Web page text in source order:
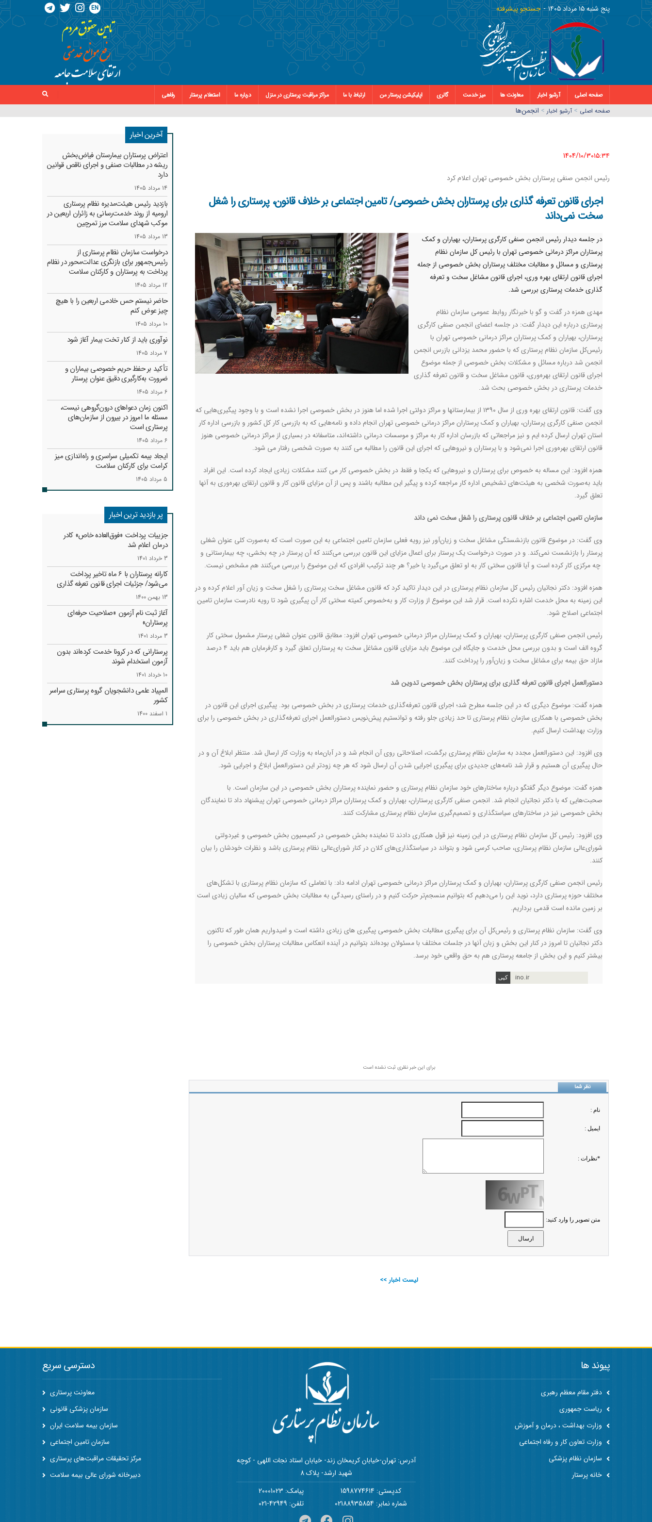
پنج شنبه ١٥ مرداد ١٤٠٥ جستجو پیشرفته EN
صفحه اصلی آرشیو اخبار معاونت ها میز خدمت گالری اپلیکیشن پرستار من ارتباط با ما مراکز مراقبت پرستاری در منزل درباره ما استعلام پرستار
رفاهی
صفحه اصلي > آرشیو اخبار > انجمن‌ها
1404/10/30١٥:٣٤
رئیس انجمن صنفی پرستاران بخش خصوصی تهران اعلام کرد
اجرای قانون تعرفه گذاری برای پرستاران بخش خصوصی/ تامین اجتماعی بر خلاف قانون، پرستاری را شغل
سخت نمی‌داند
در جلسه دیدار رئیس انجمن صنفی کارگری پرستاران، بهیاران و کمک
پرستاران مراکز درمانی خصوصی تهران با رئیس کل سازمان نظام
پرستاری و مسائل و مطالبات مختلف پرستاران بخش خصوصی از جمله
اجرای قانون ارتقای بهره وری، اجرای قانون مشاغل سخت و تعرفه
گذاری خدمات پرستاری بررسی شد.
مهدی همزه در گفت و گو با خبرنگار روابط عمومی سازمان نظام
پرستاری درباره این دیدار گفت: در جلسه اعضای انجمن صنفی کارگری
پرستاران، بهیاران و کمک پرستاران مراکز درمانی خصوصی تهران با
رئیس‌کل سازمان نظام پرستاری که با حضور محمد یزدانی بازرس انجمن
انجمن شد درباره مسائل و مشکلات بخش خصوصی از جمله موضوع
اجرای قانون ارتقای بهره‌وری، قانون مشاغل سخت و قانون تعرفه گذاری
خدمات پرستاری در بخش خصوصی بحث شد.
وی گفت: قانون ارتقای بهره وری از سال ۱۳۹۰ از بیمارستانها و مراکز دولتی اجرا شده اما هنوز در بخش خصوصی اجرا نشده است و با وجود پیگیری‌هایی که
انجمن صنفی کارگری پرستاران، بهیاران و کمک پرستاران مراکز درمانی خصوصی تهران انجام داده و نامه‌هایی که به بازرسی کار کل کشور و بازرسی اداره کار
استان تهران ارسال کرده ایم و نیز مراجعاتی که بازرسان اداره کار به مراکز و موسسات درمانی داشته‌اند، متاسفانه در بسیاری از مراکز درمانی خصوصی هنوز
قانون ارتقای بهره‌وری اجرا نمی‌شود و با پرستاران و نیروهایی که اجرای این قانون را مطالبه می کنند به صورت شخصی رفتار می شود.
همزه افزود: این مساله به خصوص برای پرستاران و نیروهایی که یکجا و فقط در بخش خصوصی کار می کنند مشکلات زیادی ایجاد کرده است. این افراد
باید به‌صورت شخصی به هیئت‌های تشخیص اداره کار مراجعه کرده و پیگیر این مطالبه باشند و پس از آن مزایای قانون کار و قانون ارتقای بهره‌وری به آنها
تعلق ‌گیرد.
سازمان تامین اجتماعی بر خلاف قانون پرستاری را شغل سخت نمی داند
وی گفت: در موضوع قانون بازنشستگی مشاغل سخت و زیان‌آور نیز رویه فعلی سازمان تامین اجتماعی به این صورت است که به‌صورت کلی عنوان شغلی
پرستار را بازنشست نمی‌کند. و در صورت درخواست یک پرستار برای اعمال مزایای این قانون بررسی می‌کنند که آن پرستار در چه بخشی، چه بیمارستانی و
چه مرکزی کار کرده است و آیا قانون سختی کار به او تعلق می‌گیرد یا خیر؟ هر چند ترکیب افرادی که این موضوع را بررسی می‌کنند هم مشخص نیست.
همزه افزود: دکتر نجاتیان رئیس کل سازمان نظام پرستاری در این دیدار تاکید کرد که قانون مشاغل سخت پرستاری را شغل سخت و زیان آور اعلام کرده و در
این زمینه به محل خدمت اشاره نکرده است. قرار شد این موضوع از وزارت کار و به‌خصوص کمیته سختی کار آن پیگیری شود تا رویه نادرست سازمان تامین
اجتماعی اصلاح شود.
رئیس انجمن صنفی کارگری پرستاران، بهیاران و کمک پرستاران مراکز درمانی خصوصی تهران افزود: مطابق قانون عنوان شغلی پرستار مشمول سختی کار
گروه الف است و بدون بررسی محل خدمت و جایگاه این موضوع باید مزایای قانون مشاغل سخت به پرستاران تعلق گیرد و کارفرمایان هم باید ۴ درصد
مازاد حق بیمه برای مشاغل سخت و زیان‌آور را پرداخت کنند.
دستورالعمل اجرای قانون تعرفه گذاری برای پرستاران بخش خصوصی تدوین شد
همزه گفت: موضوع دیگری که در این جلسه مطرح شد؛ اجرای قانون تعرفه‌گذاری خدمات پرستاری در بخش خصوصی بود. پیگیری اجرای این قانون در
بخش خصوصی با همکاری سازمان نظام پرستاری تا حد زیادی جلو رفته و توانستیم پیش‌نویس دستور‌العمل اجرای تعرفه‌گذاری در بخش خصوصی را برای
وزارت بهداشت ارسال کنیم.
وی افزود: این دستور‌العمل مجدد به سازمان نظام پرستاری برگشت، اصلاحاتی روی آن انجام شد و در آبان‌ماه به وزارت کار ارسال شد. منتظر ابلاغ آن و در
حال پیگیری آن هستیم و قرار شد نامه‌های جدیدی برای پیگیری اجرایی شدن آن ارسال شود که هر چه زودتر این دستورالعمل ابلاغ و اجرایی شود.
همزه گفت: موضوع دیگر گفتگو درباره ساختارهای خود سازمان نظام پرستاری و حضور نماینده پرستاران بخش خصوصی در این سازمان است. با
صحبت‌هایی که با دکتر نجاتیان انجام شد. انجمن صنفی کارگری پرستاران، بهیاران و کمک پرستاران مراکز درمانی خصوصی تهران پیشنهاد داد تا نمایندگان
بخش خصوصی نیز در ساختارهای سیاستگذاری و تصمیم‌گیری سازمان نظام پرستاری مشارکت کنند.
وی افزود: رئیس کل سازمان نظام پرستاری در این زمینه نیز قول همکاری دادند تا نماینده بخش خصوصی در کمیسیون بخش خصوصی و غیردولتی
شورای‌عالی سازمان نظام پرستاری، صاحب کرسی شود و بتواند در سیاستگذاری‌های کلان در کنار شورای‌عالی نظام پرستاری باشد و نظرات خودشان را بیان
کنند.
رئیس انجمن صنفی کارگری پرستاران، بهیاران و کمک پرستاران مراکز درمانی خصوصی تهران ادامه داد: با تعاملی که سازمان نظام پرستاری با تشکل‌های
مختلف حوزه پرستاری دارد، نوید این را می‌دهیم که بتوانیم منسجم‌تر حرکت کنیم و در راستای رسیدگی به مطالبات بخش خصوصی که سالیان زیادی است
بر زمین مانده است قدمی برداریم.
وی گفت: سازمان نظام پرستاری و رئیس‌کل آن برای پیگیری مطالبات بخش خصوصی پیگیری های زیادی داشته است و امیدواریم همان طور که تاکنون
دکتر نجاتیان تا امروز در کنار این بخش و زبان آنها در جلسات مختلف با مسئولان بوده‌اند بتوانیم در آینده انعکاس مطالبات پرستاران بخش خصوصی را
بیشتر کنیم و این بخش از جامعه پرستاری هم به حق واقعی خود برسد.
ino.ir
برای این خبر نظری ثبت نشده است
نظر شما
نام :
ايميل :
*نظرات :
متن تصویر را وارد کنید:
لیست اخبار >>
آخرین اخبار
اعتراض پرستاران بیمارستان فیاض‌بخش
ریشه در مطالبات صنفی و اجرای ناقص قوانین
دارد
14 مرداد 1405
بازدید رئیس هیئت‌مدیره نظام پرستاری
ارومیه از روند خدمت‌رسانی به زائران اربعین در
موکب شهدای سلامت مرز تمرچین
13 مرداد 1405
درخواست سازمان نظام پرستاری از
رئیس‌جمهور برای بازنگری عدالت‌محور در نظام
پرداخت به پرستاران و کارکنان سلامت
12 مرداد 1405
حاضر نیستم حس خادمی اربعین را با هیچ
چیز عوض کنم
10 مرداد 1405
نوآوری باید از کنار تخت بیمار آغاز شود
7 مرداد 1405
تأکید بر حفظ حریم خصوصی بیماران و
ضرورت به‌کارگیری دقیق عنوان پرستار
6 مرداد 1405
اکنون زمان دعواهای درون‌گروهی نیست،
مسئله ما امروز در بیرون از سازمان‌های
پرستاری است
6 مرداد 1405
ایجاد بیمه تکمیلی سراسری و راه‌اندازی میز
کرامت برای کارکنان سلامت
5 مرداد 1405
پر بازدید ترین اخبار
جزییات پرداخت «فوق‌العاده خاص» کادر
درمان اعلام شد
3 خرداد 1401
کارانه‌ پرستاران با 6 ماه تاخیر پرداخت
می‌شود/ جزئیات اجرای قانون تعرفه گذاری
13 بهمن 1400
آغاز ثبت نام آزمون «صلاحیت حرفه‌ای
پرستاران»
3 مرداد 1401
پرستارانی که در کرونا خدمت کرد‌ه‌اند بدون
آزمون استخدام شوند
10 خرداد 1401
المپیاد علمی دانشجویان گروه پرستاری سراسر
کشور
1 اسفند 1400
پیوند ها
دفتر مقام معظم رهبری
ریاست جمهوری
وزارت بهداشت ، درمان و آموزش
وزارت تعاون کار و رفاه اجتماعی
سازمان نظام پزشکی
خانه پرستار
آدرس: تهران-خیابان کریمخان زند- خیابان استاد نجات اللهی - کوچه
شهید ارشد- پلاک 8
کدپستی: 1598774614
پیامک: 20001023
شماره نمابر: 02188935854
تلفن: 42949-021
دسترسی سریع
معاونت پرستاری
سازمان پزشکی قانونی
سازمان بیمه سلامت ایران
سازمان تامین اجتماعی
مرکز تحقیقات مراقبت‌های پرستاری
دبیرخانه شورای عالی بیمه سلامت